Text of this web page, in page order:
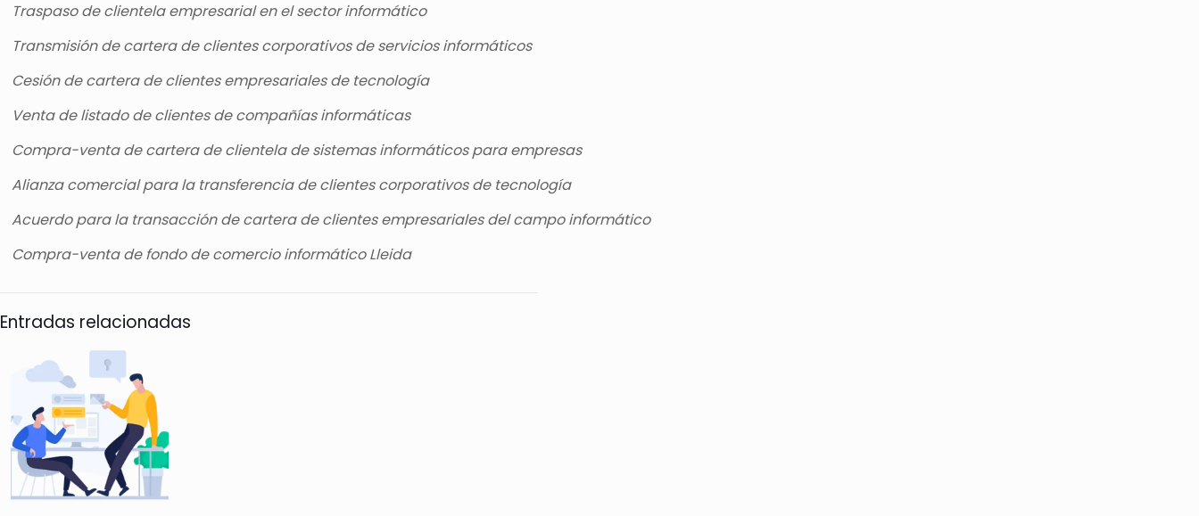
Traspaso de clientela empresarial en el sector informático
Transmisión de cartera de clientes corporativos de servicios informáticos
Cesión de cartera de clientes empresariales de tecnología
Venta de listado de clientes de compañías informáticas
Compra-venta de cartera de clientela de sistemas informáticos para empresas
Alianza comercial para la transferencia de clientes corporativos de tecnología
Acuerdo para la transacción de cartera de clientes empresariales del campo informático
Compra-venta de fondo de comercio informático Lleida
Entradas relacionadas